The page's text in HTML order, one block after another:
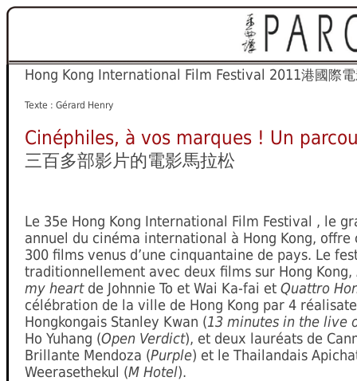
Hong Kong International Film Festival 2011港國際
Texte : Gérard Henry
Cinéphiles, à vos marques ! Un
三百多部影片的電影馬拉松
Le 35e Hong Kong International Film Festival , le
annuel du cinéma international à Hong Kong, offre
300 films venus d’une cinquantaine de pays. Le
traditionnellement avec deux films sur Hong Kong,
my heartde Johnnie To et Wai Ka-fai et Quattro
célébration de la ville de Hong Kong par 4
Hongkongais Stanley Kwan (13 minutes in the live
Ho Yuhang (Open Verdict), et deux lauréats de
Brillante Mendoza (Purple) et le Thailandais
Weerasethekul (M Hotel).